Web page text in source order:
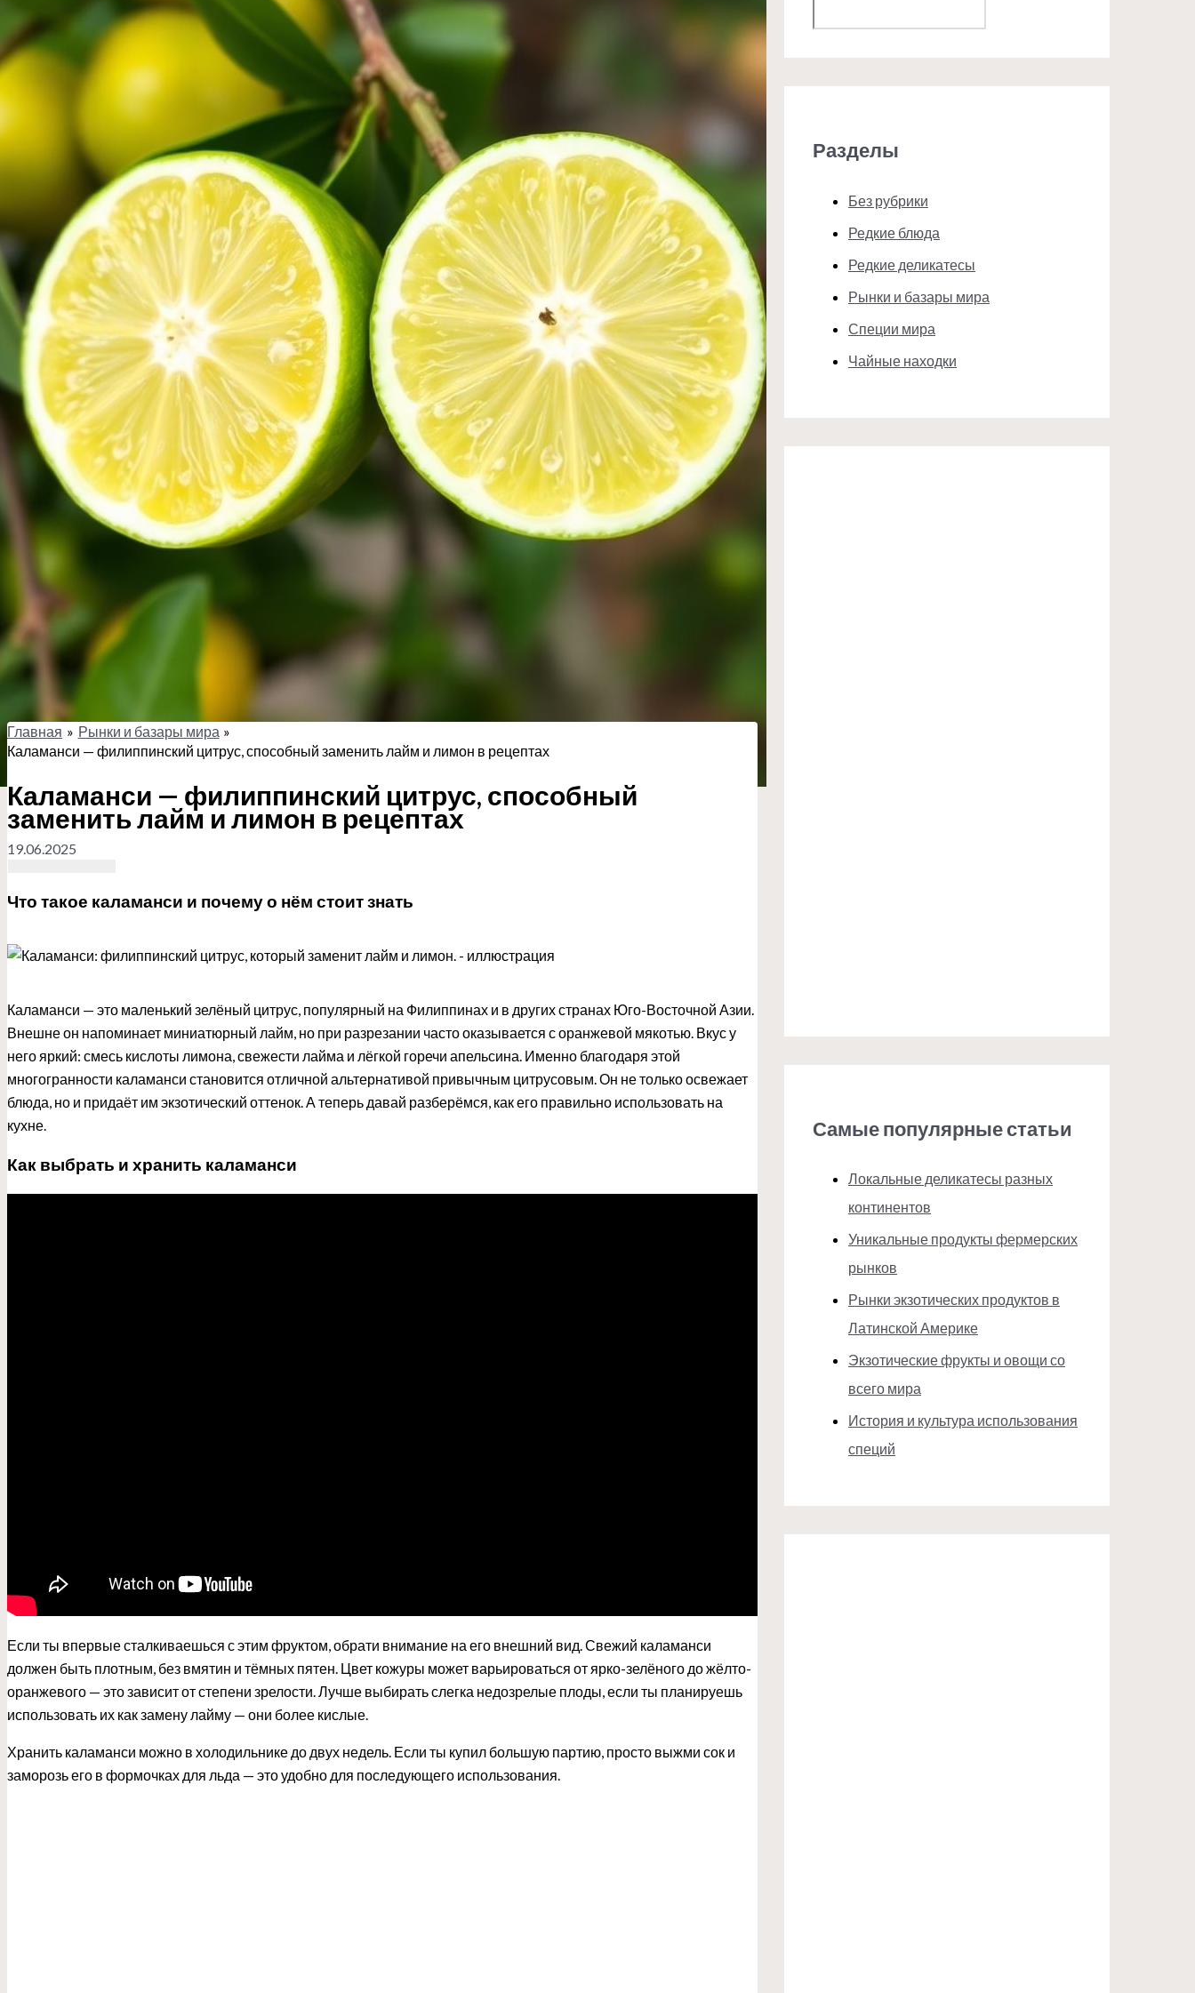
Главная
Рынки и базары мира
Каламанси — филиппинский цитрус, способный заменить лайм и лимон в рецептах
Каламанси — филиппинский цитрус, способный
заменить лайм и лимон в рецептах
19.06.2025
Что такое каламанси и почему о нём стоит знать
Каламанси — это маленький зелёный цитрус, популярный на Филиппинах и в других странах Юго-Восточной Азии.
Внешне он напоминает миниатюрный лайм, но при разрезании часто оказывается с оранжевой мякотью. Вкус у
него яркий: смесь кислоты лимона, свежести лайма и лёгкой горечи апельсина. Именно благодаря этой
многогранности каламанси становится отличной альтернативой привычным цитрусовым. Он не только освежает
блюда, но и придаёт им экзотический оттенок. А теперь давай разберёмся, как его правильно использовать на
кухне.
Как выбрать и хранить каламанси
Если ты впервые сталкиваешься с этим фруктом, обрати внимание на его внешний вид. Свежий каламанси
должен быть плотным, без вмятин и тёмных пятен. Цвет кожуры может варьироваться от ярко-зелёного до жёлто-
оранжевого — это зависит от степени зрелости. Лучше выбирать слегка недозрелые плоды, если ты планируешь
использовать их как замену лайму — они более кислые.
Хранить каламанси можно в холодильнике до двух недель. Если ты купил большую партию, просто выжми сок и
заморозь его в формочках для льда — это удобно для последующего использования.
Разделы
Без рубрики
Редкие блюда
Редкие деликатесы
Рынки и базары мира
Специи мира
Чайные находки
Самые популярные статьи
Локальные деликатесы разных
континентов
Уникальные продукты фермерских
рынков
Рынки экзотических продуктов в
Латинской Америке
Экзотические фрукты и овощи со
всего мира
История и культура использования
специй